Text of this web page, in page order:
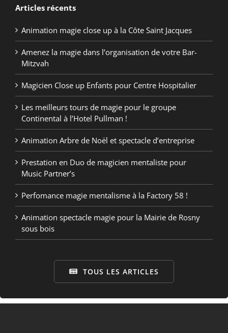
Articles récents
Animation magie close up à la Côte Saint Jacques
Amenez la magie dans l’organisation de votre Bar-
Mitzvah
Magicien Close up Enfants pour Centre Hospitalier
Les meilleurs tours de magie pour le groupe
Continental à l’Hotel Pullman !
Animation Arbre de Noël et spectacle d’entreprise
Prestation en Duo de magicien mentaliste pour
Music Partner’s
Perfomance magie mentalisme à la Factory 58 !
Animation spectacle magie pour la Mairie de Rosny
sous bois
TOUS LES ARTICLES